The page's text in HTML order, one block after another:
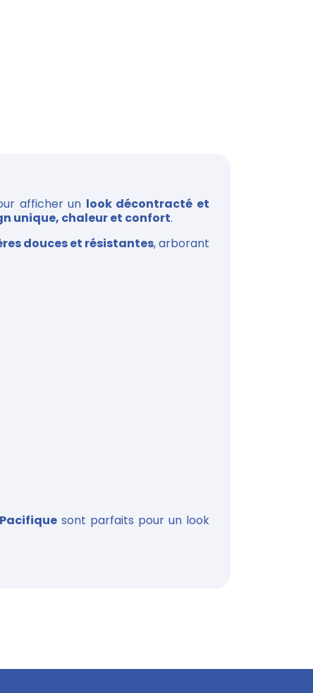
afficher un look décontracté et
unique, chaleur et confort.
douces et résistantes, arborant
sont parfaits pour un look